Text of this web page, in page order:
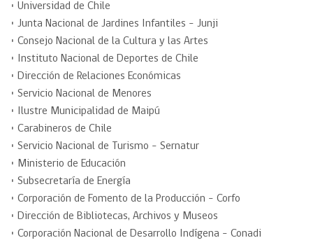
• Universidad de Chile
• Junta Nacional de Jardines Infantiles – Junji
• Consejo Nacional de la Cultura y las Artes
• Instituto Nacional de Deportes de Chile
• Dirección de Relaciones Económicas
• Servicio Nacional de Menores
• Ilustre Municipalidad de Maipú
• Carabineros de Chile
• Servicio Nacional de Turismo – Sernatur
• Ministerio de Educación
• Subsecretaría de Energía
• Corporación de Fomento de la Producción – Corfo
• Dirección de Bibliotecas, Archivos y Museos
• Corporación Nacional de Desarrollo Indígena – Conadi